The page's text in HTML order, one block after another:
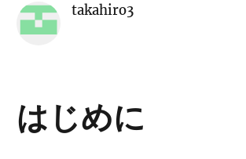
takahiro3
はじめに